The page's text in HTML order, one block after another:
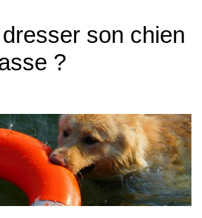
son chien
?